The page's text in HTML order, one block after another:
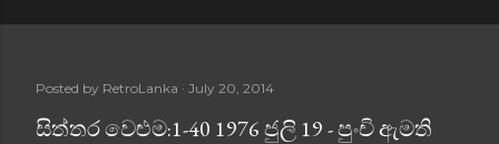
Posted by RetroLanka July 20, 2014
සිත්තර වෙළුම:1-40 1976 ජුලි 19 - පුංචි ඇමති